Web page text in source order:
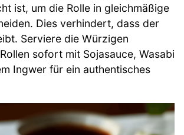
ist, um die Rolle in gleichmäßige
Dies verhindert, dass der
Serviere die Würzigen
sofort mit Sojasauce, Wasabi
Ingwer für ein authentisches